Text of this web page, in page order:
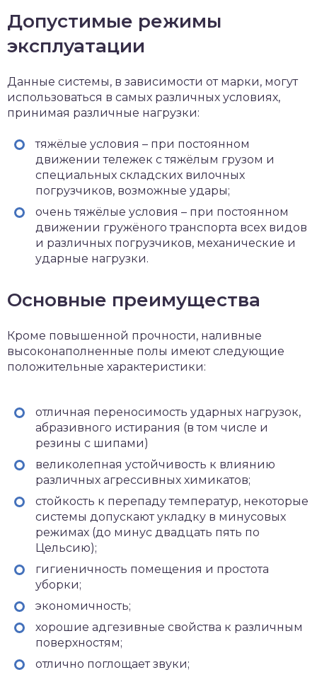
Допустимые режимы
эксплуатации
Данные системы, в зависимости от марки, могут
использоваться в самых различных условиях,
принимая различные нагрузки:
тяжёлые условия – при постоянном
движении тележек с тяжёлым грузом и
специальных складских вилочных
погрузчиков, возможные удары;
очень тяжёлые условия – при постоянном
движении гружёного транспорта всех видов
и различных погрузчиков, механические и
ударные нагрузки.
Основные преимущества
Кроме повышенной прочности, наливные
высоконаполненные полы имеют следующие
положительные характеристики:
отличная переносимость ударных нагрузок,
абразивного истирания (в том числе и
резины с шипами)
великолепная устойчивость к влиянию
различных агрессивных химикатов;
стойкость к перепаду температур, некоторые
системы допускают укладку в минусовых
режимах (до минус двадцать пять по
Цельсию);
гигиеничность помещения и простота
уборки;
экономичность;
хорошие адгезивные свойства к различным
поверхностям;
отлично поглощает звуки;